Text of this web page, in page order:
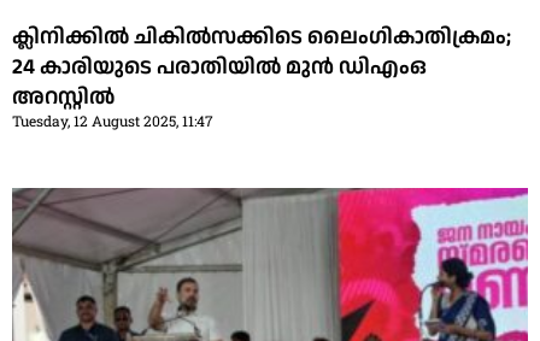
ക്ലിനിക്കില്‍ ചികില്‍സക്കിടെ ലൈംഗികാതിക്രമം;
24 കാരിയുടെ പരാതിയില്‍ മുന്‍ ഡിഎംഒ
അറസ്റ്റില്‍
Tuesday, 12 August 2025, 11:47